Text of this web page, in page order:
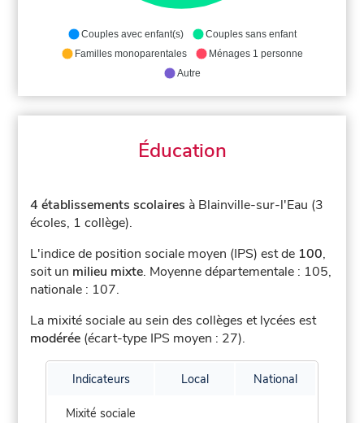
Couples avec enfant(s)
Couples sans enfant
Familles monoparentales
Ménages 1 personne
Autre
Éducation
4 établissements scolaires à Blainville-sur-l'Eau (3
écoles, 1 collège).
L'indice de position sociale moyen (IPS) est de 100,
soit un milieu mixte. Moyenne départementale : 105,
nationale : 107.
La mixité sociale au sein des collèges et lycées est
modérée (écart-type IPS moyen : 27).
Indicateurs Local National
Mixité sociale